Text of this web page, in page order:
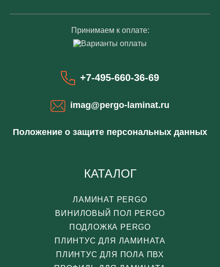
Принимаем к оплате:
+7-495-660-36-69
imag@pergo-laminat.ru
Положение о защите персональных данных
КАТАЛОГ
ЛАМИНАТ PERGO
ВИНИЛОВЫЙ ПОЛ PERGO
ПОДЛОЖКА PERGO
ПЛИНТУС ДЛЯ ЛАМИНАТА
ПЛИНТУС ДЛЯ ПОЛА ПВХ